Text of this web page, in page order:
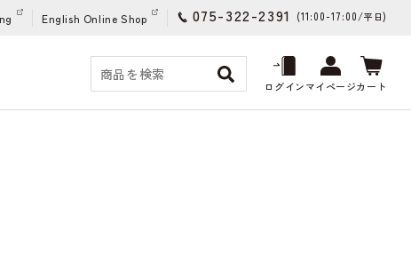
English Online Shop 075-322-2391 (11:00-17:00/平日)
ログインマイページカート